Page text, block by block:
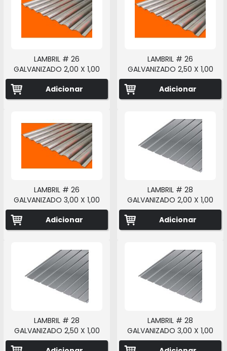
LAMBRIL # 26
GALVANIZADO 2,00 X 1,00
Adicionar
LAMBRIL # 26
GALVANIZADO 2,50 X 1,00
Adicionar
LAMBRIL # 26
GALVANIZADO 3,00 X 1,00
Adicionar
LAMBRIL # 28
GALVANIZADO 2,00 X 1,00
Adicionar
LAMBRIL # 28
GALVANIZADO 2,50 X 1,00
LAMBRIL # 28
GALVANIZADO 3,00 X 1,00